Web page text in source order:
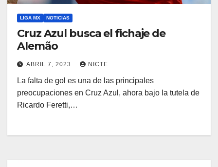
LIGA MX NOTICIAS
Cruz Azul busca el fichaje de
Alemão
ABRIL 7, 2023 NICTE
La falta de gol es una de las principales
preocupaciones en Cruz Azul, ahora bajo la tutela de
Ricardo Feretti,…